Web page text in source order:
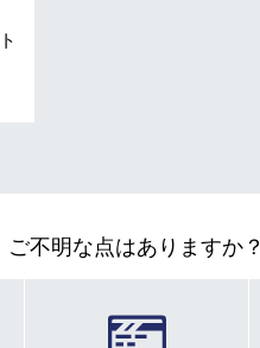
ご不明な点はありますか？